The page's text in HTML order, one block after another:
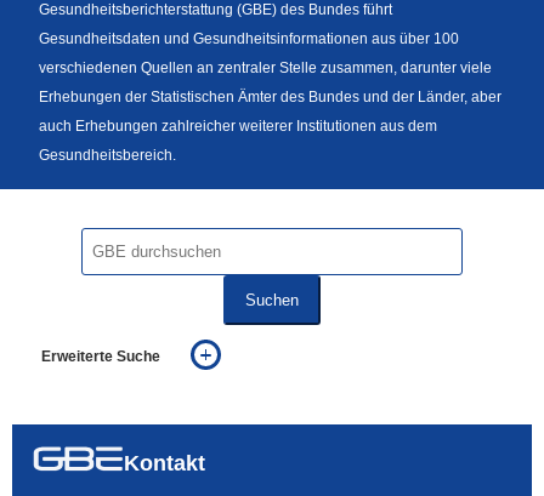
Gesundheitsberichterstattung (GBE) des Bundes führt
Gesundheitsdaten und Gesundheitsinformationen aus über 100
verschiedenen Quellen an zentraler Stelle zusammen, darunter viele
Erhebungen der Statistischen Ämter des Bundes und der Länder, aber
auch Erhebungen zahlreicher weiterer Institutionen aus dem
Gesundheitsbereich.
Suchen
Erweiterte Suche
auch in allen Texten suchen (Volltextsuche)
Kontakt